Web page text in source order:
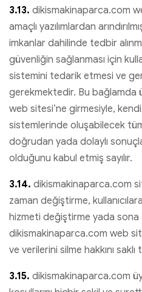
3.13. dikismakinaparca.com
amaçlı yazılımlardan
imkanlar dahilinde tedbir
güvenliğin sağlanması için
sistemini tedarik etmesi ve
gerekmektedir. Bu bağlamda
web sitesi’ne girmesiyle, kendi
sistemlerinde oluşabilecek
doğrudan yada dolaylı
olduğunu kabul etmiş sayılır.
3.14. dikismakinaparca.com
zaman değiştirme,
hizmeti değiştirme yada sona
dikismakinaparca.com web
ve verilerini silme hakkını saklı
3.15. dikismakinaparca.com